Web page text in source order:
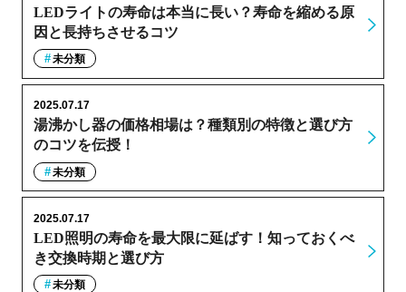
LEDライトの寿命は本当に長い？寿命を縮める原
因と長持ちさせるコツ
未分類
湯沸かし器の価格相場は？種類別の特徴と選び方
のコツを伝授！
2025.07.17
未分類
LED照明の寿命を最大限に延ばす！知っておくべ
き交換時期と選び方
2025.07.17
未分類